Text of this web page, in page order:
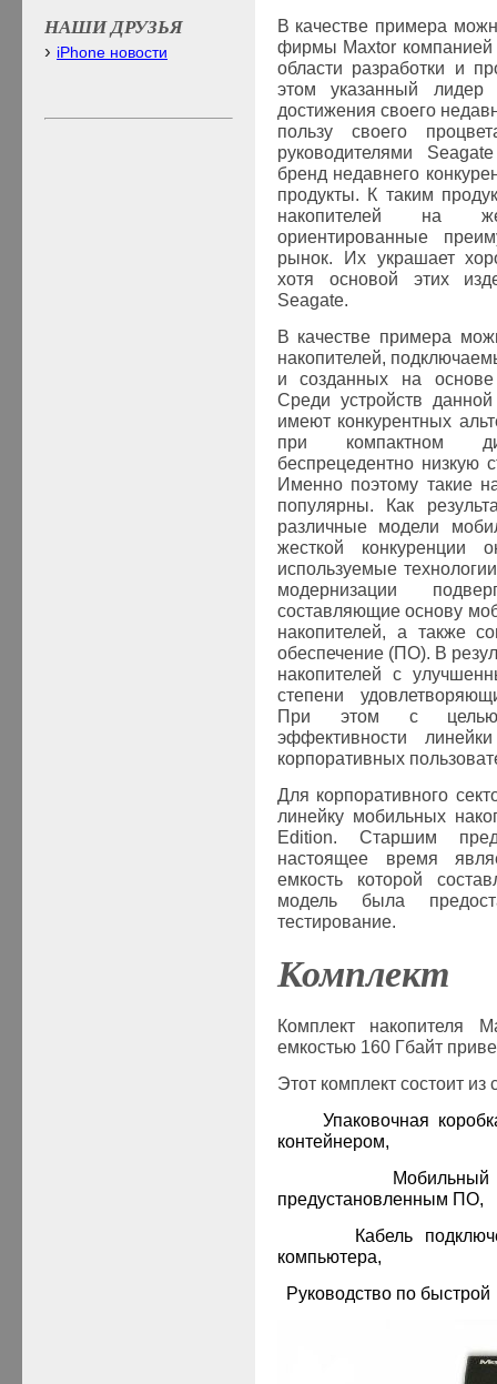
В качестве примера
фирмы Maxtor
области разработки и
этом указанный лидер
достижения своего
пользу своего
руководителями Seagate
бренд недавнего
продукты. К таким
накопителей на
ориентированные
рынок. Их украшает
хотя основой этих
Seagate.
В качестве примера
накопителей,
и созданных на
Среди устройств
имеют конкурентных
при компактном
беспрецедентно низкую
Именно поэтому такие
популярны. Как
различные модели
жесткой конкуренции
используемые
модернизации
составляющие основу
накопителей, а также
обеспечение (ПО). В
накопителей с
степени
При этом с целью
эффективности
корпоративных
Для корпоративного
линейку мобильных
Edition. Старшим
настоящее время
емкость которой
модель была
тестирование.
Комплект
Комплект накопителя
емкостью 160 Гбайт
Этот комплект состоит
Упаковочная
контейнером,
предустановленным ПО,
Кабель
компьютера,
Руководство по быстрой
НАШИ ДРУЗЬЯ
iPhone новости